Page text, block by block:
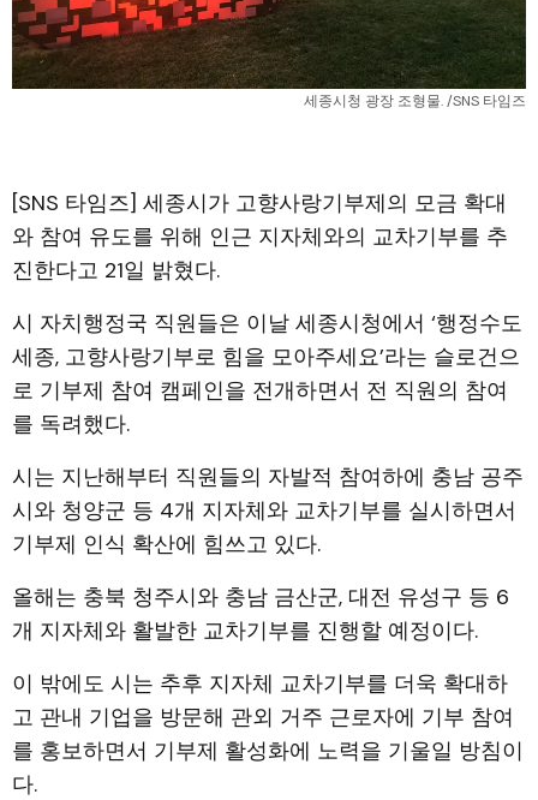
세종시청 광장 조형물. /SNS 타임즈
[SNS 타임즈] 세종시가 고향사랑기부제의 모금 확대
와 참여 유도를 위해 인근 지자체와의 교차기부를 추
진한다고 21일 밝혔다.
시 자치행정국 직원들은 이날 세종시청에서 ‘행정수도
세종, 고향사랑기부로 힘을 모아주세요’라는 슬로건으
로 기부제 참여 캠페인을 전개하면서 전 직원의 참여
를 독려했다.
시는 지난해부터 직원들의 자발적 참여하에 충남 공주
시와 청양군 등 4개 지자체와 교차기부를 실시하면서
기부제 인식 확산에 힘쓰고 있다.
올해는 충북 청주시와 충남 금산군, 대전 유성구 등 6
개 지자체와 활발한 교차기부를 진행할 예정이다.
이 밖에도 시는 추후 지자체 교차기부를 더욱 확대하
고 관내 기업을 방문해 관외 거주 근로자에 기부 참여
를 홍보하면서 기부제 활성화에 노력을 기울일 방침이
다.